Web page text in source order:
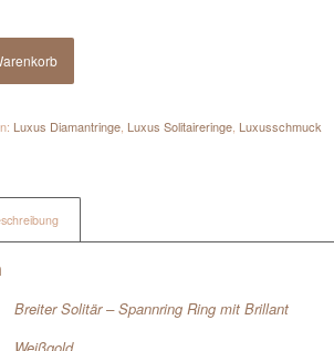
Luxus Diamantringe, Luxus Solitaireringe, Luxusschmuck
Breiter Solitär – Spannring Ring mit Brillant